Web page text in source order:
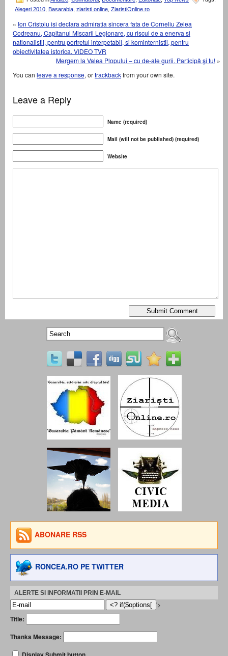
Alegeri 2010, Basarabia, ziaristi online, ZiaristiOnline.ro
« Ion Cristoiu isi declara admiratia sincera fata de Corneliu Zelea
Codreanu, Capitanul Miscarii Legionare, cu riscul de a enerva si
nationalistii, pentru portretul interpetabil, si kominternistii, pentru
obiectivitatea istorica. VIDEO TVR
Mergem la Valea Plopului – cu de-ale gurii. Participă şi tu! »
You can leave a response, ortrackbackfrom your own site.
Leave a Reply
Name (required)
Mail (will not be published) (required)
Website
ABONARE RSS
RONCEA.RO PE TWITTER
ALERTE SI INFORMATII PRIN E-MAIL
'>
Title:
Thanks Message: